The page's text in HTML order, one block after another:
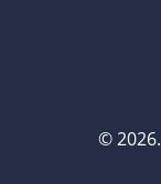
©